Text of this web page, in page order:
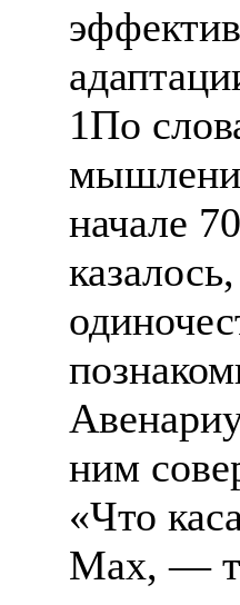
1По
начале
ним
«Что
Мах, —